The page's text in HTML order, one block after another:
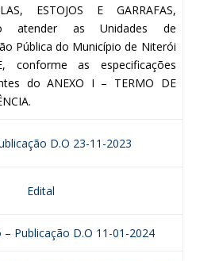
ESTOJOS E GARRAFAS,
atender as Unidades de
Pública do Município de Niterói
conforme as especificações
do ANEXO I – TERMO DE
D.O 23-11-2023
Edital
Publicação D.O 11-01-2024